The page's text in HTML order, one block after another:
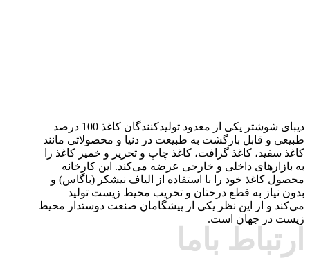
دیبای شوشتر یکی از معدود تولیدکنندگان کاغذ 100 درصد
طبیعی و قابل بازگشت به طبیعت در دنیا و محصولاتی مانند
کاغذ سفید، کاغذ گرافت، کاغذ چاپ و تحریر و خمیر کاغذ را
به بازارهای داخلی و خارجی عرضه می‌کند. این کارخانه
محصول کاغذ خود را با استفاده از الیاف نیشکر (باگاس) و
بدون نیاز به قطع درختان و تخریب محیط زیست تولید
می‌کند و از این نظر یکی از پیشگامان صنعت دوستدار محیط
زیست در جهان است.
ارتباط باما